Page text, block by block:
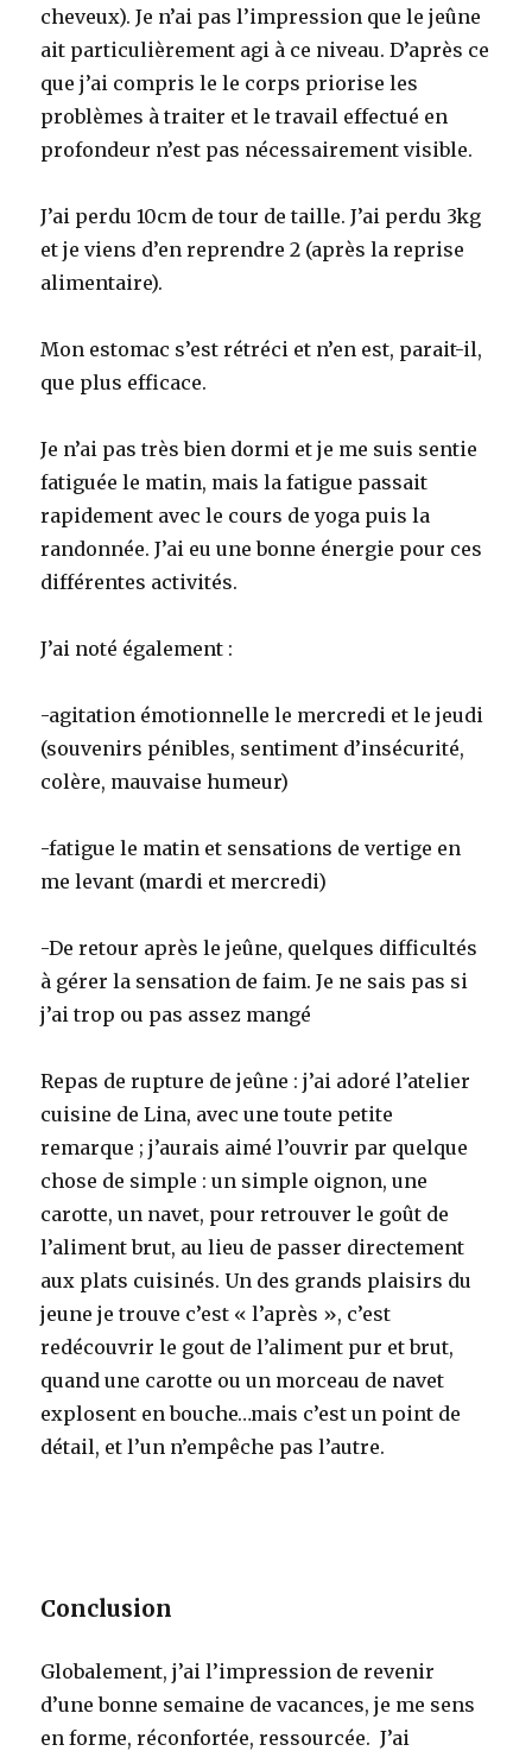
cheveux). Je n’ai pas l’impression que le jeûne
ait particulièrement agi à ce niveau. D’après ce
que j’ai compris le le corps priorise les
problèmes à traiter et le travail effectué en
profondeur n’est pas nécessairement visible.
J’ai perdu 10cm de tour de taille. J’ai perdu 3kg
et je viens d’en reprendre 2 (après la reprise
alimentaire).
Mon estomac s’est rétréci et n’en est, parait-il,
que plus efficace.
Je n’ai pas très bien dormi et je me suis sentie
fatiguée le matin, mais la fatigue passait
rapidement avec le cours de yoga puis la
randonnée. J’ai eu une bonne énergie pour ces
différentes activités.
J’ai noté également :
-agitation émotionnelle le mercredi et le jeudi
(souvenirs pénibles, sentiment d’insécurité,
colère, mauvaise humeur)
-fatigue le matin et sensations de vertige en
me levant (mardi et mercredi)
-De retour après le jeûne, quelques difficultés
à gérer la sensation de faim. Je ne sais pas si
j’ai trop ou pas assez mangé
Repas de rupture de jeûne : j’ai adoré l’atelier
cuisine de Lina, avec une toute petite
remarque ; j’aurais aimé l’ouvrir par quelque
chose de simple : un simple oignon, une
carotte, un navet, pour retrouver le goût de
l’aliment brut, au lieu de passer directement
aux plats cuisinés. Un des grands plaisirs du
jeune je trouve c’est « l’après », c’est
redécouvrir le gout de l’aliment pur et brut,
quand une carotte ou un morceau de navet
explosent en bouche…mais c’est un point de
détail, et l’un n’empêche pas l’autre.
Conclusion
Globalement, j’ai l’impression de revenir
d’une bonne semaine de vacances, je me sens
en forme, réconfortée, ressourcée. J’ai